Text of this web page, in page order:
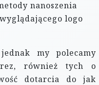
nanoszenia
logo
my polecamy
również tych o
dotarcia do jak